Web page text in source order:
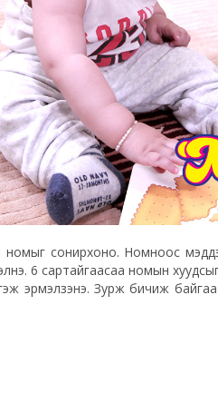
сонирхоно. Номноос мэддэг
6 сартайгаасаа номын хуудсыг
эрмэлзэнэ. Зурж бичиж байгаа